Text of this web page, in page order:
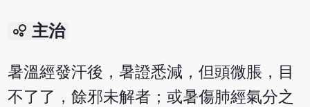
bubble_chart 主治
暑溫經發汗後，暑證悉減，但頭微脹，目
不了了，餘邪未解者；或暑傷肺經氣分之